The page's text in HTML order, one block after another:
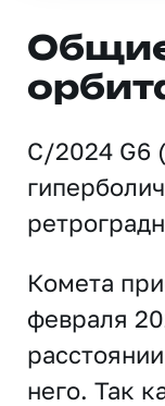
C/2024 G6
Комета
февраля
него. Так